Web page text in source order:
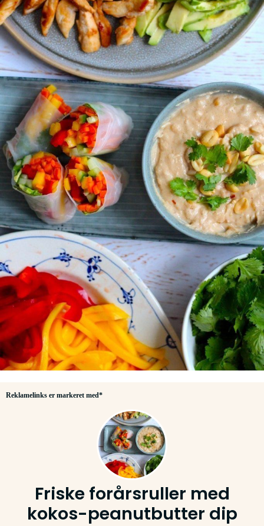
Reklamelinks er markeret med*
Friske forårsruller med
kokos-peanutbutter dip